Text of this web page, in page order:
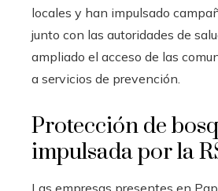
locales y han impulsado
junto con las autoridades de
ampliado el acceso de las
a servicios de prevención.
Protección de
impulsada por la